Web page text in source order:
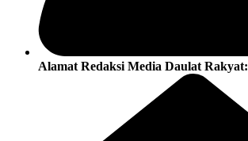
Alamat Redaksi Media Daulat Rakyat: